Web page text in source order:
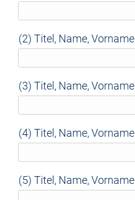
(2) Titel, Name, Vorname
(3) Titel, Name, Vorname
(4) Titel, Name, Vorname
(5) Titel, Name, Vorname